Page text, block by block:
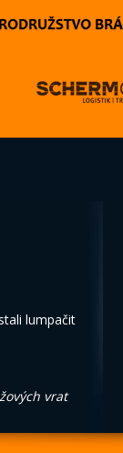
lumpačit
vrat